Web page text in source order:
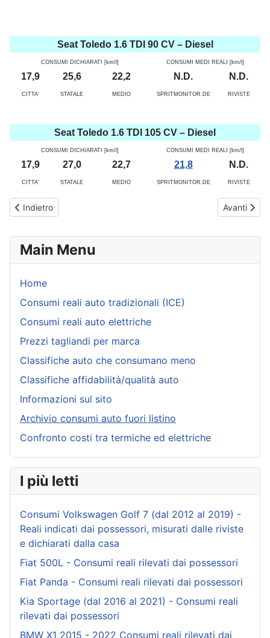
Main Menu
Home
Consumi reali auto tradizionali (ICE)
Consumi reali auto elettriche
Prezzi tagliandi per marca
Classifiche auto che consumano meno
Classifiche affidabilità/qualità auto
Informazioni sul sito
Archivio consumi auto fuori listino
Confronto costi tra termiche ed elettriche
I più letti
Consumi Volkswagen Golf 7 (dal 2012 al 2019) -
Reali indicati dai possessori, misurati dalle riviste
e dichiarati dalla casa
Fiat 500L - Consumi reali rilevati dai possessori
Fiat Panda - Consumi reali rilevati dai possessori
Kia Sportage (dal 2016 al 2021) - Consumi reali
rilevati dai possessori
BMW X1 2015 - 2022 Consumi reali rilevati dai
Seat Toledo 1.6 TDI 90 CV – Diesel
CONSUMI DICHIARATI [km/l] CONSUMI MEDI REALI [km/l]
17,9 25,6 22,2 N.D. N.D.
CITTA' STATALE MEDIO SPRITMONITOR.DE RIVISTE
Seat Toledo 1.6 TDI 105 CV – Diesel
CONSUMI DICHIARATI [km/l] CONSUMI MEDI REALI [km/l]
17,9 27,0 22,7 21,8 N.D.
CITTA' STATALE MEDIO SPRITMONITOR.DE RIVISTE
Articolo precedente: Consumi nuova Seat Leon ST (dal 2012 al
Indietro Articolo
Avanti